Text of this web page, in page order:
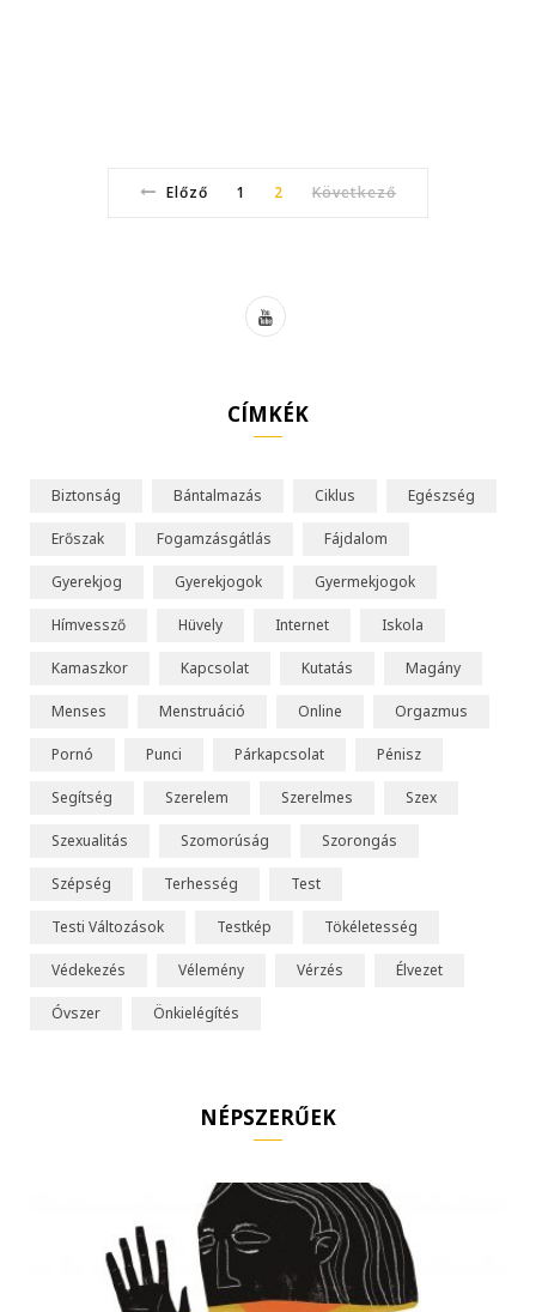
Előző 1 2 Következő
Y
T
CÍMKÉK
Biztonság Bántalmazás Ciklus Egészség
Erőszak Fogamzásgátlás Fájdalom
Gyerekjog Gyerekjogok Gyermekjogok
Hímvessző Hüvely Internet Iskola
Kamaszkor Kapcsolat Kutatás Magány
Menses Menstruáció Online Orgazmus
Pornó Punci Párkapcsolat Pénisz
Segítség Szerelem Szerelmes Szex
Szexualitás Szomorúság Szorongás
Szépség Terhesség Test
Testi Változások Testkép Tökéletesség
Védekezés Vélemény Vérzés Élvezet
Óvszer Önkielégítés
NÉPSZERŰEK